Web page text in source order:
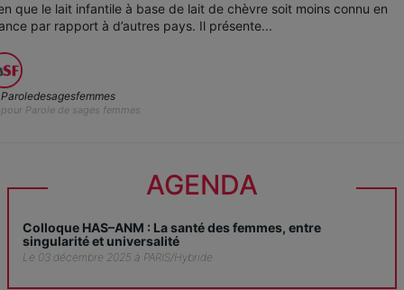
que le lait infantile à base de lait de chèvre soit moins connu en
par rapport à d’autres pays. Il présente...
Paroledesagesfemmes
pour Parole de sages femmes
AGENDA
Colloque HAS–ANM : La santé des femmes, entre
singularité et universalité
Le 03 décembre 2025 à PARIS/Hybride